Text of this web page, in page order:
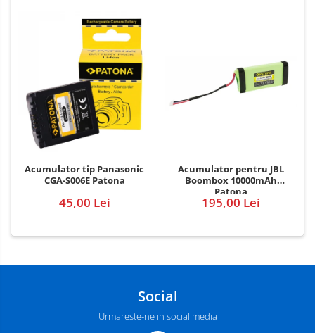
Acumulator tip Panasonic
CGA-S006E Patona
45,00 Lei
Acumulator pentru JBL
Boombox 10000mAh
Patona
195,00 Lei
Social
Urmareste-ne in social media